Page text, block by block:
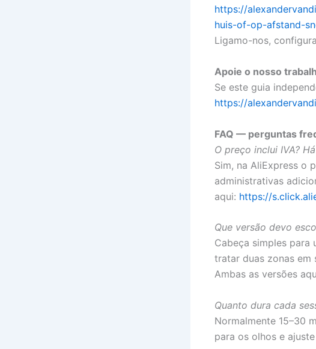
https://
huis-of-op-afstand-
Ligamo-nos,
Apoie o nosso
Se este guia
https://
FAQ — perguntas
O preço inclui IVA?
Sim, na AliExpress o
administrativas
aqui: https://
Que versão devo
Cabeça simples
tratar duas zonas em
Ambas as versões
Quanto dura cada
Normalmente 15–30
para os olhos e